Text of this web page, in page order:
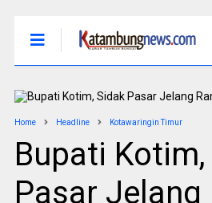
Home Headline Kotawaringin Timur
Bupati
Pasar Jelang